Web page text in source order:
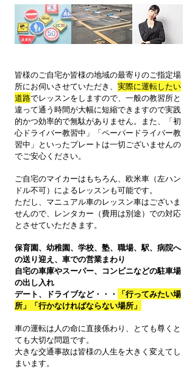
皆様のご自宅か皆様の地域の最寄りのご指定場
所にお伺いさせていただき、 実際に運転したい
道路でレッスンをしますので、一般の教習所と
違って通う時間が大幅に短縮できますので実践
的かつ効率的で無駄がありません。また、「初
心ドライバー教習中」「ペーパードライバー教
習中」といったプレートは一切ございませんの
でご安心ください。
ご自宅のマイカーはもちろん、欧米車（左ハン
ドル不可）によるレッスンも可能です。
​ただし、マニュアル車のレッスン車はございま
せんので、レンタカー（費用は別途）での対応
とさせていただきます。
保育園、幼稚園、学校、塾、職場、駅、病院へ
の送り迎え、車での営業まわり
自宅の車庫やスーパー、コンビニなどの駐車場
の出し入れ
デート、ドライブなど・・・
「行ってみたい場
所」「行かなければならない場所」
車の運転は人の命に直接係わり、とても尊くと
ても大切な問題です。
大きな交通事故は皆様の人生を大きく変えてし
まいます。